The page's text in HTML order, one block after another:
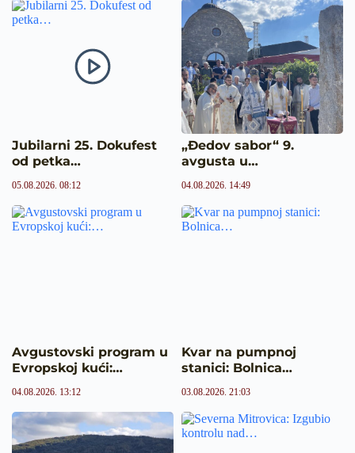
Jubilarni 25. Dokufest
od petka…
05.08.2026. 08:12
„Đedov sabor“ 9.
avgusta u…
04.08.2026. 14:49
Avgustovski program u
Evropskoj kući:…
04.08.2026. 13:12
Kvar na pumpnoj
stanici: Bolnica…
03.08.2026. 21:03